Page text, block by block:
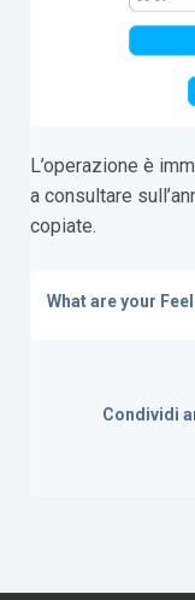
L’operazione è
a consultare
copiate.
What are your
Condividi